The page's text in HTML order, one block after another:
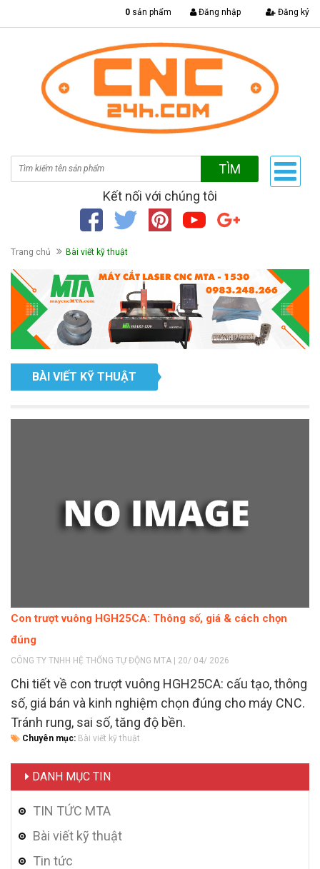
0 sản phẩm Đăng nhập Đăng ký
TÌM
Kết nối với chúng tôi
Trang chủ Bài viết kỹ thuật
BÀI VIẾT KỸ THUẬT
Con trượt vuông HGH25CA: Thông số, giá & cách chọn
đúng
CÔNG TY TNHH HỆ THỐNG TỰ ĐỘNG MTA | 20/ 04/ 2026
Chi tiết về con trượt vuông HGH25CA: cấu tạo, thông
số, giá bán và kinh nghiệm chọn đúng cho máy CNC.
Tránh rung, sai số, tăng độ bền.
Chuyên mục: Bài viết kỹ thuật
DANH MỤC TIN
TIN TỨC MTA
Bài viết kỹ thuật
Tin tức